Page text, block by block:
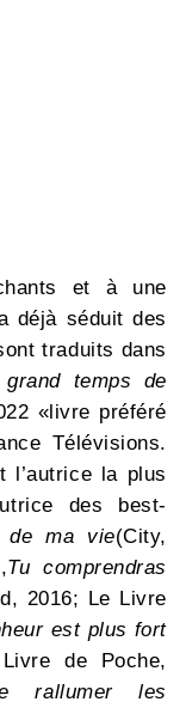
et à une
déjà séduit des
traduits dans
temps de
«livre préféré
Télévisions.
l’autrice la plus
des best-
de ma vie(City,
Tu comprendras
2016; Le Livre
est plus fort
de Poche,
rallumer les